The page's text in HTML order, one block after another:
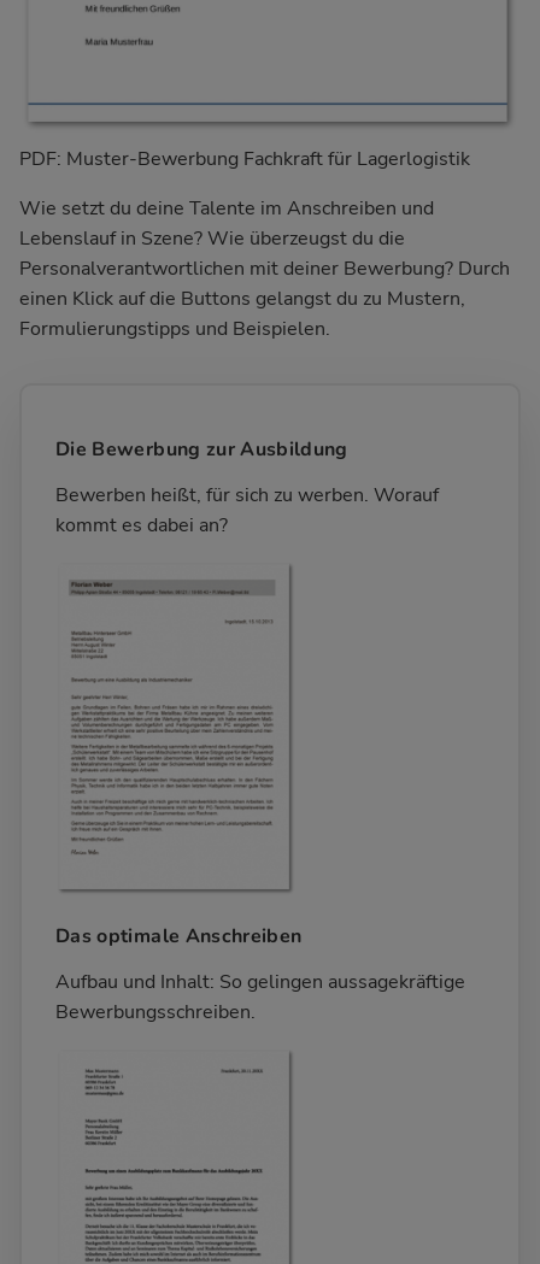
PDF: Muster-Bewerbung Fachkraft für Lagerlogistik
Wie setzt du deine Talente im Anschreiben und
Lebenslauf in Szene? Wie überzeugst du die
Personalverantwortlichen mit deiner Bewerbung? Durch
einen Klick auf die Buttons gelangst du zu Mustern,
Formulierungstipps und Beispielen.
Die Bewerbung zur Ausbildung
Bewerben heißt, für sich zu werben. Worauf
kommt es dabei an?
Das optimale Anschreiben
Aufbau und Inhalt: So gelingen aussagekräftige
Bewerbungsschreiben.